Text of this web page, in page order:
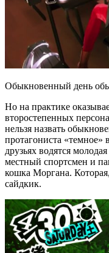
Обыкновенный день
Но на практике
второстепенных
нельзя назвать
протагониста
друзьях водятся
местный спортсмен и
кошка Моргана.
сайдкик.